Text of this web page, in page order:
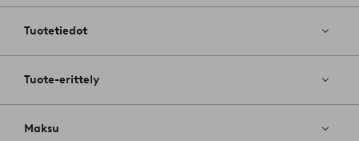
Tuotetiedot
Tuote-erittely
Maksu